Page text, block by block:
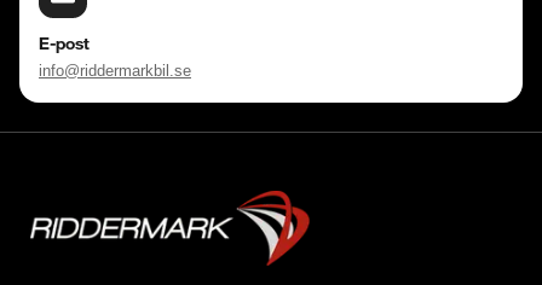
E-post
info@riddermarkbil.se